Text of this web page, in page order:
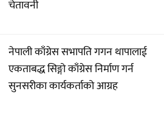
चेतावनी
नेपाली काँग्रेस सभापति गगन थापालाई
एकताबद्ध सिङ्गो काँग्रेस निर्माण गर्न
सुनसरीका कार्यकर्ताको आग्रह